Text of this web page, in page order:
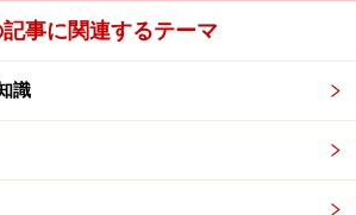
記事に関連するテーマ
識